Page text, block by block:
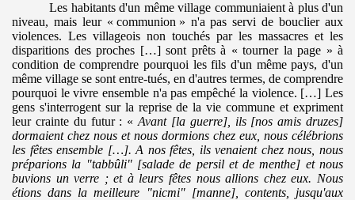
Les habitants d'un même village communiaient à plus d'un
niveau, mais leur « communion » n'a pas servi de bouclier aux
violences. Les villageois non touchés par les massacres et les
disparitions des proches […] sont prêts à « tourner la page » à
condition de comprendre pourquoi les fils d'un même pays, d'un
même village se sont entre-tués, en d'autres termes, de comprendre
pourquoi le vivre ensemble n'a pas empêché la violence. […] Les
gens s'interrogent sur la reprise de la vie commune et expriment
leur crainte du futur : « Avant [la guerre], ils [nos amis druzes]
dormaient chez nous et nous dormions chez eux, nous célébrions
les fêtes ensemble […]. A nos fêtes, ils venaient chez nous, nous
préparions la "tabbûli" [salade de persil et de menthe] et nous
buvions un verre ; et à leurs fêtes nous allions chez eux. Nous
étions dans la meilleure "nicmi" [manne], contents, jusqu'aux